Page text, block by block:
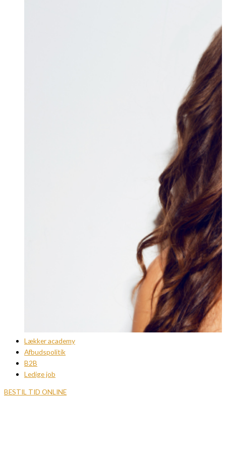
Lækker academy
Afbudspolitik
B2B
Ledige job
BESTIL TID ONLINE